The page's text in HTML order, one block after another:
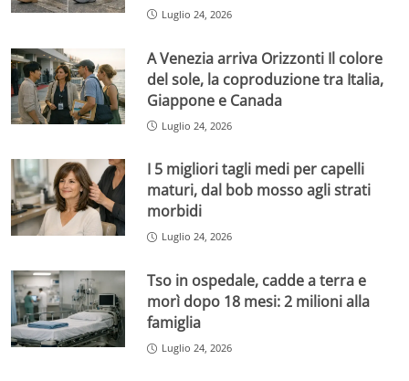
Luglio 24, 2026
A Venezia arriva Orizzonti Il colore
del sole, la coproduzione tra Italia,
Giappone e Canada
Luglio 24, 2026
I 5 migliori tagli medi per capelli
maturi, dal bob mosso agli strati
morbidi
Luglio 24, 2026
Tso in ospedale, cadde a terra e
morì dopo 18 mesi: 2 milioni alla
famiglia
Luglio 24, 2026